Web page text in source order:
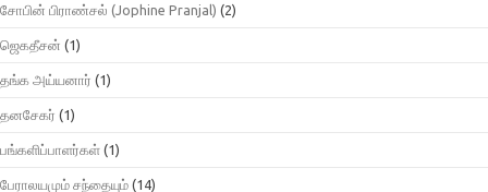
சோபின் பிராண்சல் (Jophine Pranjal) (2)
ஜெகதீசன் (1)
தங்க அய்யனார் (1)
தனசேகர் (1)
பங்களிப்பாளர்கள் (1)
பேராலயமும் சந்தையும் (14)